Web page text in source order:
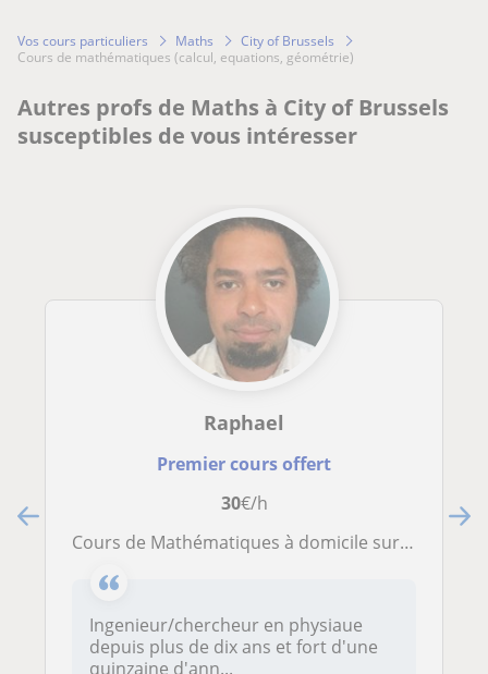
Vos cours particuliers Maths
City of Brussels
cours de mathématiques (calcul, equations, géométrie)
Autres profs de Maths à City of Brussels
susceptibles de vous intéresser
Raphael
Premier cours offert
30€/h
Cours de Mathématiques à domicile sur Bruxelles
Ingenieur/chercheur en physiaue
depuis plus de dix ans et fort d'une
quinzaine d'ann...